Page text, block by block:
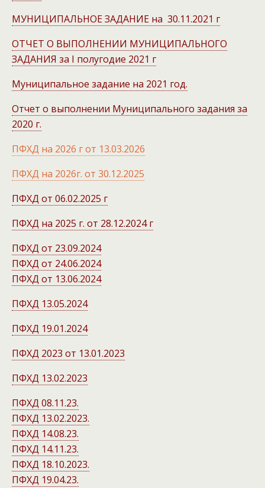
МУНИЦИПАЛЬНОЕ ЗАДАНИЕ на 30.11.2021 г
ОТЧЕТ О ВЫПОЛНЕНИИ МУНИЦИПАЛЬНОГО
ЗАДАНИЯ за I полугодие 2021 г
Муниципальное задание на 2021 год.
Отчет о выполнении Муниципального задания за
2020 г.
ПФХД на 2026 г от 13.03.2026
ПФХД на 2026г. от 30.12.2025
ПФХД от 06.02.2025 г
ПФХД на 2025 г. от 28.12.2024 г
ПФХД от 23.09.2024
ПФХД от 24.06.2024
ПФХД от 13.06.2024
ПФХД 13.05.2024
ПФХД 19.01.2024
ПФХД 2023 от 13.01.2023
ПФХД 13.02.2023
ПФХД 08.11.23.
ПФХД 13.02.2023.
ПФХД 14.08.23.
ПФХД 14.11.23.
ПФХД 18.10.2023.
ПФХД 19.04.23.